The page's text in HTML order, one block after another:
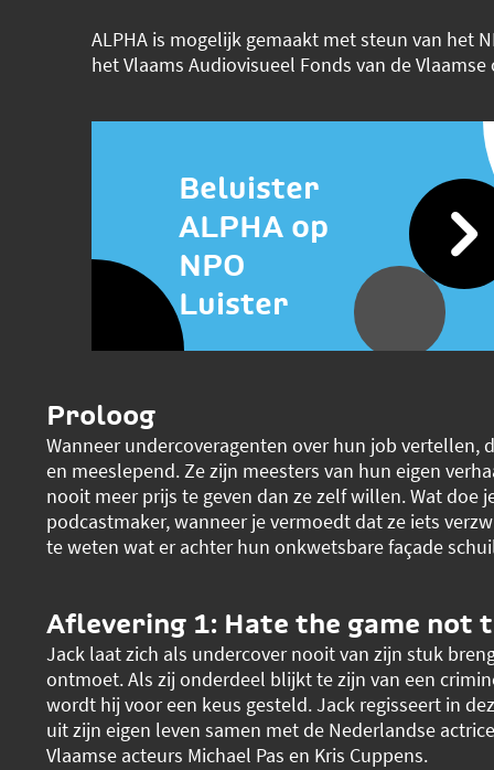
ALPHA is mogelijk gemaakt met steun van het
het Vlaams Audiovisueel Fonds van de Vlaamse
Beluister
ALPHA op
NPO
Luister
Proloog
Wanneer undercoveragenten over hun job vertellen,
en meeslepend. Ze zijn meesters van hun eigen
nooit meer prijs te geven dan ze zelf willen. Wat doe
podcastmaker, wanneer je vermoedt dat ze iets
te weten wat er achter hun onkwetsbare façade
Aflevering 1: Hate the game not
Jack laat zich als undercover nooit van zijn stuk
ontmoet. Als zij onderdeel blijkt te zijn van een
wordt hij voor een keus gesteld. Jack regisseert in
uit zijn eigen leven samen met de Nederlandse
Vlaamse acteurs Michael Pas en Kris Cuppens.